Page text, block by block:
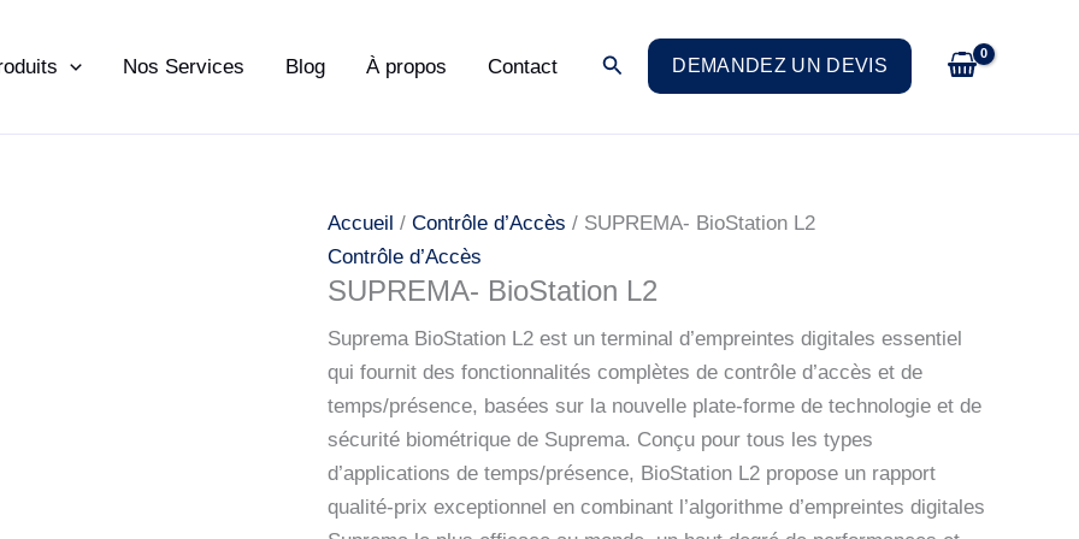
Nos Services Blog À propos Contact RechercherDEMANDEZ UN DEVIS
Accueil / Contrôle d’Accès / SUPREMA- BioStation L2
Contrôle d’Accès
SUPREMA- BioStation L2
Suprema BioStation L2 est un terminal d’empreintes digitales essentiel
qui fournit des fonctionnalités complètes de contrôle d’accès et de
temps/présence, basées sur la nouvelle plate-forme de technologie et de
sécurité biométrique de Suprema. Conçu pour tous les types
d’applications de temps/présence, BioStation L2 propose un rapport
qualité-prix exceptionnel en combinant l’algorithme d’empreintes digitales
BioStation
L2